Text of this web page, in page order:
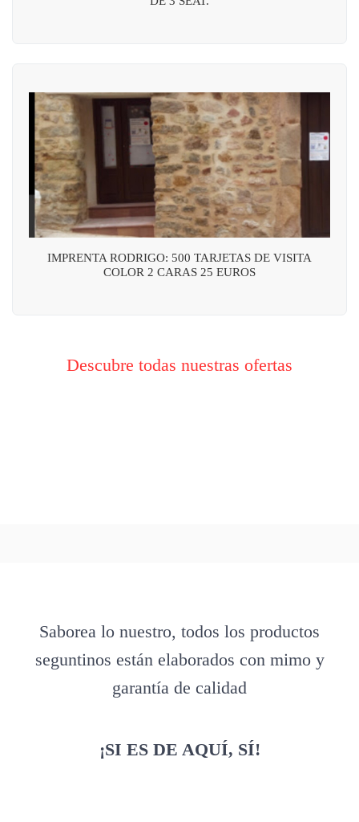
IMPRENTA RODRIGO: 500 TARJETAS DE VISITA
COLOR 2 CARAS 25 EUROS
Descubre todas nuestras ofertas
Saborea lo nuestro, todos los productos
seguntinos están elaborados con mimo y
garantía de calidad
¡SI ES DE AQUÍ, SÍ!